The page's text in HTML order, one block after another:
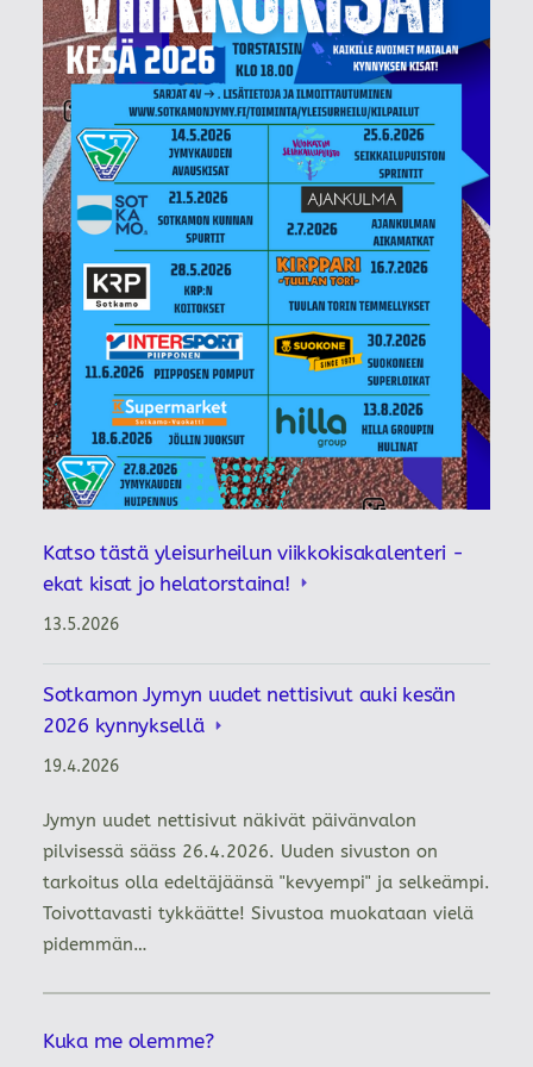
Katso tästä yleisurheilun viikkokisakalenteri -
ekat kisat jo helatorstaina!
13.5.2026
Sotkamon Jymyn uudet nettisivut auki kesän
2026 kynnyksellä
19.4.2026
Jymyn uudet nettisivut näkivät päivänvalon
pilvisessä sääss 26.4.2026. Uuden sivuston on
tarkoitus olla edeltäjäänsä "kevyempi" ja selkeämpi.
Toivottavasti tykkäätte! Sivustoa muokataan vielä
pidemmän…
Kuka me olemme?